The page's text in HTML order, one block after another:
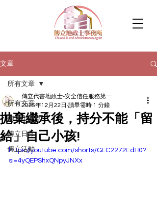
文章
所有文章
傳立小學堂
傳立日常
傳立活動
所有文章
拋棄繼承後，持分不能「留
給」自己小孩!
傳立代書地政士-安全信任服務第一
2025年12月22日 讀畢需時 1 分鐘
https://youtube.com/shorts/GLC2272EdH0?
si=4yQEPShxQNpyJNXx